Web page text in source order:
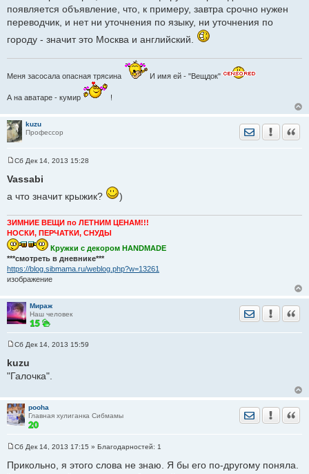
появляется объявление, что, к примеру, завтра срочно нужен
переводчик, и нет ни уточнения по языку, ни уточнения по
городу - значит это Москва и английский.
Меня засосала опасная трясина И имя ей - "Вещдок"
А на аватаре - кумир !
kuzu
Профессор
Отправить
о
щ
н
и
е
Сб Дек 14, 2013 15:28
Vassabi
а что значит крыжик?
)
ЗИМНИЕ ВЕЩИ по ЛЕТНИМ ЦЕНАМ!!!
НОСКИ, ПЕРЧАТКИ, СНУДЫ
Кружки с декором HANDMADE
***смотреть в дневнике***
https://blog.sibmama.ru/weblog.php?w=13261
изображение
Мираж
Наш человек
Отправить
о
б
и
е
Сб Дек 14, 2013 15:59
kuzu
"Галочка".
pooha
Главная хулиганка Сибмамы
Отправить
о
Сб Дек 14, 2013 17:15 » Благодарностей: 1
Прикольно, я этого слова не знаю. Я бы его по-другому поняла.